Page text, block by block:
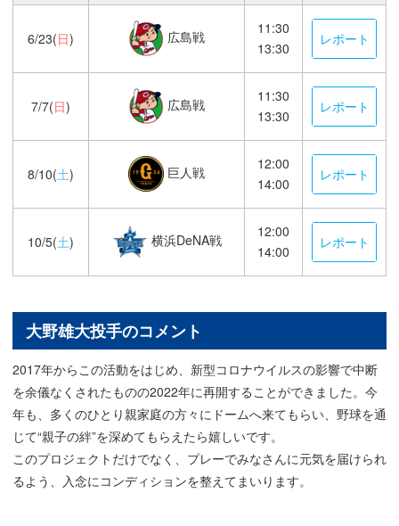
6/23(日) 広島戦
11:30
13:30
レポート
7/7(日) 広島戦
11:30
13:30
レポート
8/10(土) 巨人戦
12:00
14:00
レポート
10/5(土) 横浜DeNA戦
12:00
14:00
レポート
大野雄大投手のコメント
2017年からこの活動をはじめ、新型コロナウイルスの影響で中断
を余儀なくされたものの2022年に再開することができました。今
年も、多くのひとり親家庭の方々にドームへ来てもらい、野球を通
じて“親子の絆”を深めてもらえたら嬉しいです。
このプロジェクトだけでなく、プレーでみなさんに元気を届けられ
るよう、入念にコンディションを整えてまいります。